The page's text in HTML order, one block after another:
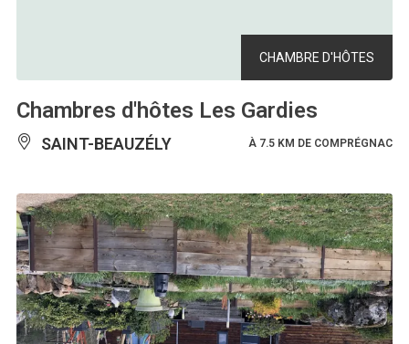
CHAMBRE D'HÔTES
Chambres d'hôtes Les Gardies
SAINT-BEAUZÉLY À 7.5 KM DE COMPRÉGNAC